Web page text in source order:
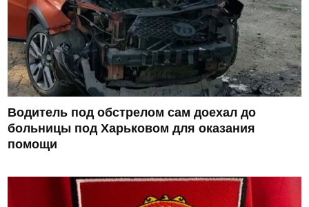
Водитель под обстрелом сам доехал до
больницы под Харьковом для оказания
помощи